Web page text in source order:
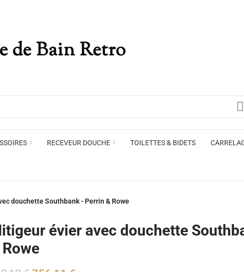
de Bain Retro
RECEVEUR DOUCHE TOILETTES & BIDETS
pendants
→
Miroirs ACB
douchette Southbank - Perrin & Rowe
évier avec douchette